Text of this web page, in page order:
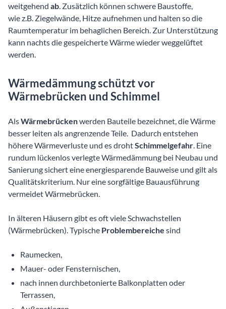
weitgehend ab . Zusätzlich können schwere Baustoffe,
wie z.B. Ziegelwände, Hitze aufnehmen und halten so die
Raumtemperatur im behaglichen Bereich. Zur Unterstützung
kann nachts die gespeicherte Wärme wieder weggelüftet
werden.
Wärmedämmung schützt vor
Wärmebrücken und Schimmel
AlsWärmebrückenwerden Bauteile bezeichnet, die Wärme
besser leiten als angrenzende Teile. Dadurch entstehen
höhere Wärmeverluste und es drohtSchimmelgefahr . Eine
rundum lückenlos verlegte Wärmedämmung bei Neubau und
Sanierungsichert eine energiesparende Bauweise und gilt als
Qualitätskriterium. Nur eine sorgfältige Bauausführung
vermeidet Wärmebrücken.
In älteren Häusern gibt es oft viele Schwachstellen
(Wärmebrücken). Typische Problembereiche sind
Raumecken,
Mauer- oder Fensternischen,
nach innen durchbetonierte Balkonplatten oder
Terrassen,